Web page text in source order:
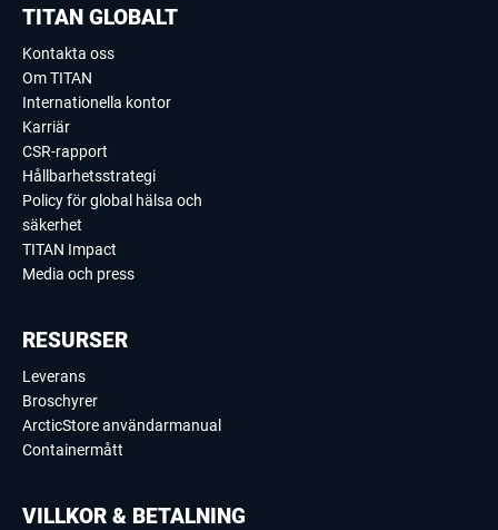
TITAN GLOBALT
Kontakta oss
Om TITAN
Internationella kontor
Karriär
CSR-rapport
Hållbarhetsstrategi
Policy för global hälsa och
säkerhet
TITAN Impact
Media och press
RESURSER
Leverans
Broschyrer
ArcticStore användarmanual
Containermått
VILLKOR & BETALNING